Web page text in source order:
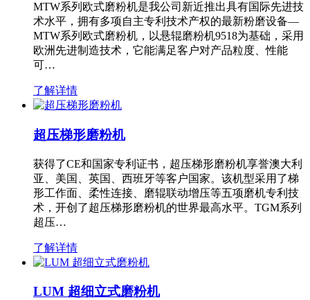
MTW系列欧式磨粉机是我公司新近推出具有国际先进技
术水平，拥有多项自主专利技术产权的最新粉磨设备—
MTW系列欧式磨粉机，以悬辊磨粉机9518为基础，采用
欧洲先进制造技术，它能满足客户对产品粒度、性能
可…
了解详情
超压梯形磨粉机
获得了CE和国家专利证书，超压梯形磨粉机享誉澳大利
亚、美国、英国、西班牙等客户国家。该机型采用了梯
形工作面、柔性连接、磨辊联动增压等五项磨机专利技
术，开创了超压梯形磨粉机的世界最高水平。TGM系列
超压…
了解详情
LUM 超细立式磨粉机